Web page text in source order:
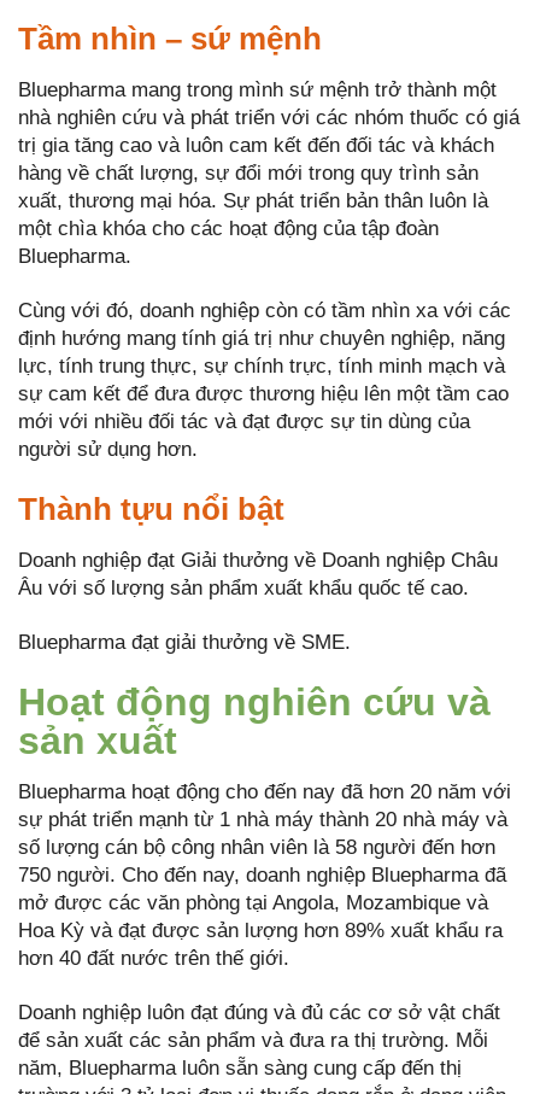
Tầm nhìn – sứ mệnh
Bluepharma mang trong mình sứ mệnh trở thành một
nhà nghiên cứu và phát triển với các nhóm thuốc có giá
trị gia tăng cao và luôn cam kết đến đối tác và khách
hàng về chất lượng, sự đổi mới trong quy trình sản
xuất, thương mại hóa. Sự phát triển bản thân luôn là
một chìa khóa cho các hoạt động của tập đoàn
Bluepharma.
Cùng với đó, doanh nghiệp còn có tầm nhìn xa với các
định hướng mang tính giá trị như chuyên nghiệp, năng
lực, tính trung thực, sự chính trực, tính minh mạch và
sự cam kết để đưa được thương hiệu lên một tầm cao
mới với nhiều đối tác và đạt được sự tin dùng của
người sử dụng hơn.
Thành tựu nổi bật
Doanh nghiệp đạt Giải thưởng về Doanh nghiệp Châu
Âu với số lượng sản phẩm xuất khẩu quốc tế cao.
Bluepharma đạt giải thưởng về SME.
Hoạt động nghiên cứu và
sản xuất
Bluepharma hoạt động cho đến nay đã hơn 20 năm với
sự phát triển mạnh từ 1 nhà máy thành 20 nhà máy và
số lượng cán bộ công nhân viên là 58 người đến hơn
750 người. Cho đến nay, doanh nghiệp Bluepharma đã
mở được các văn phòng tại Angola, Mozambique và
Hoa Kỳ và đạt được sản lượng hơn 89% xuất khẩu ra
hơn 40 đất nước trên thế giới.
Doanh nghiệp luôn đạt đúng và đủ các cơ sở vật chất
để sản xuất các sản phẩm và đưa ra thị trường. Mỗi
năm, Bluepharma luôn sẵn sàng cung cấp đến thị